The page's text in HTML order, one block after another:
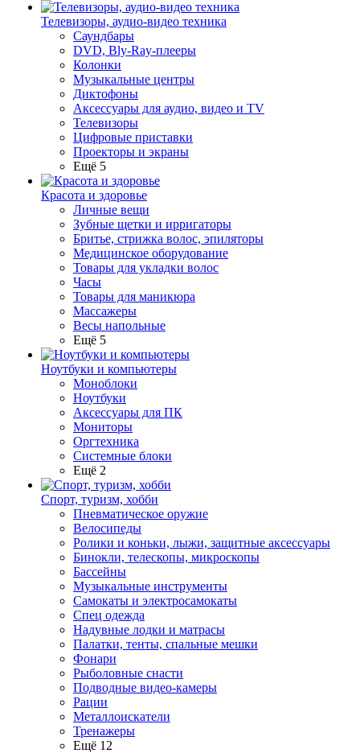
Телевизоры, аудио-видео техника
Саундбары
DVD, Bly-Ray-плееры
Колонки
Музыкальные центры
Диктофоны
Аксессуары для аудио, видео и TV
Телевизоры
Цифровые приставки
Проекторы и экраны
Ещё 5
Красота и здоровье
Личные вещи
Зубные щетки и ирригаторы
Бритье, стрижка волос, эпиляторы
Медицинское оборудование
Товары для укладки волос
Часы
Товары для маникюра
Массажеры
Весы напольные
Ещё 5
Ноутбуки и компьютеры
Моноблоки
Ноутбуки
Аксессуары для ПК
Мониторы
Оргтехника
Системные блоки
Ещё 2
Спорт, туризм, хобби
Пневматическое оружие
Велосипеды
Ролики и коньки, лыжи, защитные аксессуары
Бинокли, телескопы, микроскопы
Бассейны
Музыкальные инструменты
Самокаты и электросамокаты
Спец одежда
Надувные лодки и матрасы
Палатки, тенты, спальные мешки
Фонари
Рыболовные снасти
Подводные видео-камеры
Рации
Металлоискатели
Тренажеры
Ещё 12